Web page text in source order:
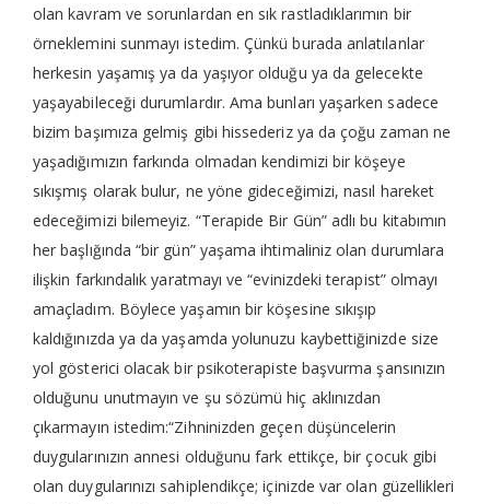
olan kavram ve sorunlardan en sık rastladıklarımın bir
örneklemini sunmayı istedim. Çünkü burada anlatılanlar
herkesin yaşamış ya da yaşıyor olduğu ya da gelecekte
yaşayabileceği durumlardır. Ama bunları yaşarken sadece
bizim başımıza gelmiş gibi hissederiz ya da çoğu zaman ne
yaşadığımızın farkında olmadan kendimizi bir köşeye
sıkışmış olarak bulur, ne yöne gideceğimizi, nasıl hareket
edeceğimizi bilemeyiz. “Terapide Bir Gün” adlı bu kitabımın
her başlığında “bir gün” yaşama ihtimaliniz olan durumlara
ilişkin farkındalık yaratmayı ve “evinizdeki terapist” olmayı
amaçladım. Böylece yaşamın bir köşesine sıkışıp
kaldığınızda ya da yaşamda yolunuzu kaybettiğinizde size
yol gösterici olacak bir psikoterapiste başvurma şansınızın
olduğunu unutmayın ve şu sözümü hiç aklınızdan
çıkarmayın istedim:“Zihninizden geçen düşüncelerin
duygularınızın annesi olduğunu fark ettikçe, bir çocuk gibi
olan duygularınızı sahiplendikçe; içinizde var olan güzellikleri